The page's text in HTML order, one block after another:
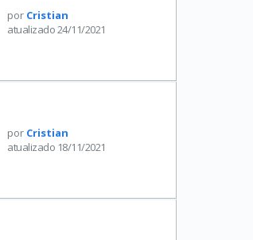
por Cristian
atualizado 24/11/2021
por Cristian
atualizado 18/11/2021